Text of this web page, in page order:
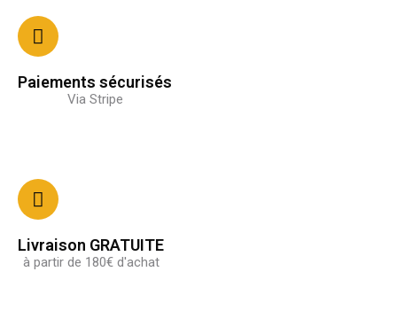
Paiements sécurisés
Via Stripe
Livraison GRATUITE
à partir de 180€ d'achat